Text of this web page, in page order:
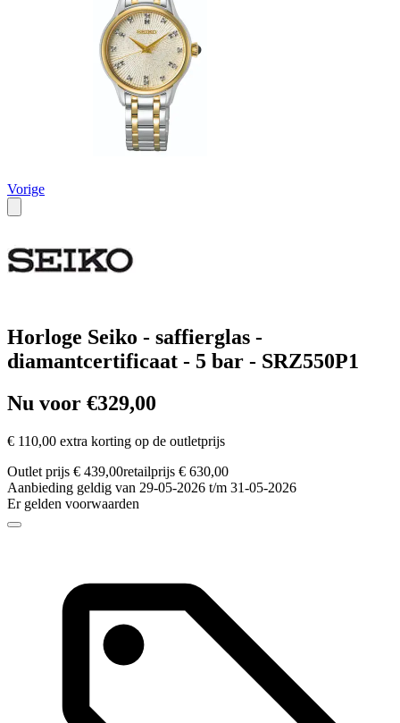
Vorige
Horloge Seiko - saffierglas -
diamantcertificaat - 5 bar - SRZ550P1
Nu voor €329,00
€ 110,00 extra korting op de outletprijs
Outlet prijs € 439,00retailprijs € 630,00
Aanbieding geldig van 29-05-2026 t/m 31-05-2026
Er gelden voorwaarden